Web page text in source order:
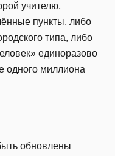
учителю,
пункты, либо
типа, либо
единоразово
одного миллиона
обновлены